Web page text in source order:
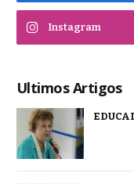
Instagram
Ultimos Artigos